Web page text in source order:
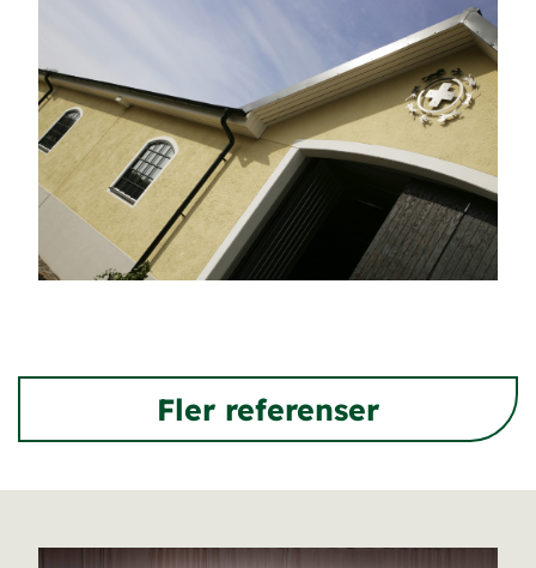
Fler referenser